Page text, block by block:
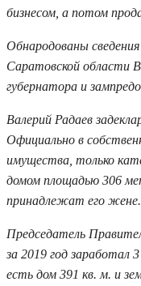
бизнесом, а потом
Обнародованы
Саратовской области
губернатора и
Валерий Радаев
Официально в
имущества, только
домом площадью 306
принадлежат его жене.
Председатель
за 2019 год заработал
есть дом 391 кв. м. и